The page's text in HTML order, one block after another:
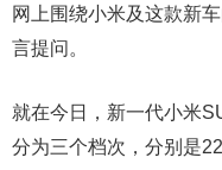
网上围绕小米及这款新
言提问。
就在今日，新一代小米
分为三个档次，分别是